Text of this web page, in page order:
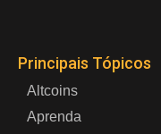
Principais Tópicos
Altcoins
Aprenda